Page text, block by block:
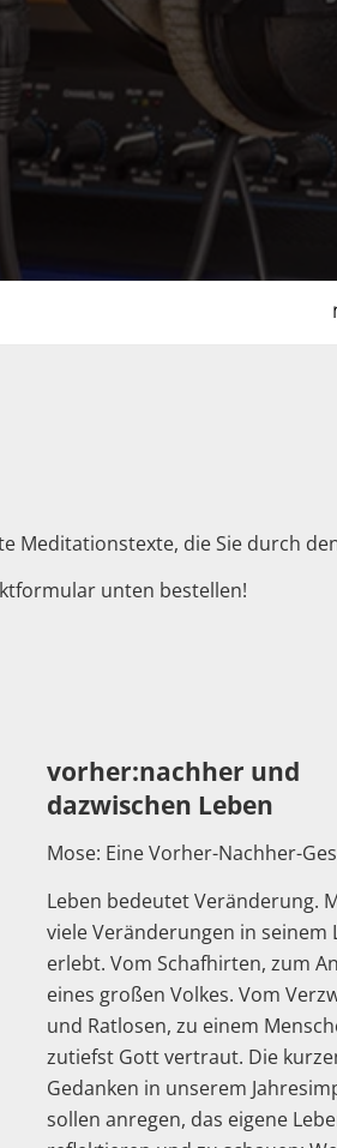
Meditationstexte, die Sie durch
unten bestellen!
vorher:nachher und
dazwischen Leben
Mose: Eine Vorher-Nachher-
Leben bedeutet Veränderung.
viele Veränderungen in seinem
erlebt. Vom Schafhirten, zum
eines großen Volkes. Vom
und Ratlosen, zu einem
zutiefst Gott vertraut. Die
Gedanken in unserem
sollen anregen, das eigene